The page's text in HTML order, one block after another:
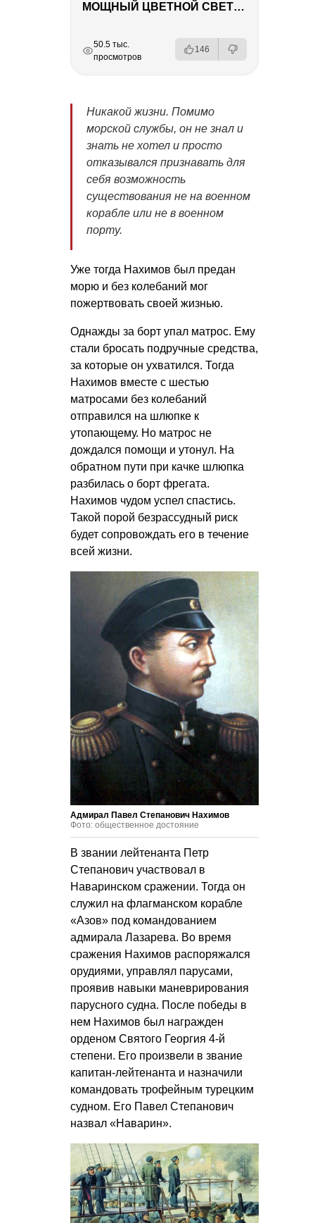
МОЩНЫЙ ЦВЕТНОЙ СВЕТ – NANLITE FC-500C
РЕКЛАМА
РЕКЛАМА
РЕКЛАМА
РЕКЛАМА
РЕКЛАМА
РЕКЛАМА
50.5 тыс.
просмотров
146
Никакой жизни. Помимо
морской службы, он не знал и
знать не хотел и просто
отказывался признавать для
себя возможность
существования не на военном
корабле или не в военном
порту.
Уже тогда Нахимов был предан
морю и без колебаний мог
пожертвовать своей жизнью.
Однажды за борт упал матрос. Ему
стали бросать подручные средства,
за которые он ухватился. Тогда
Нахимов вместе с шестью
матросами без колебаний
отправился на шлюпке к
утопающему. Но матрос не
дождался помощи и утонул. На
обратном пути при качке шлюпка
разбилась о борт фрегата.
Нахимов чудом успел спастись.
Такой порой безрассудный риск
будет сопровождать его в течение
всей жизни.
Адмирал Павел Степанович Нахимов
Фото: общественное достояние
В звании лейтенанта Петр
Степанович участвовал в
Наваринском сражении. Тогда он
служил на флагманском корабле
«Азов» под командованием
адмирала Лазарева. Во время
сражения Нахимов распоряжался
орудиями, управлял парусами,
проявив навыки маневрирования
парусного судна. После победы в
нем Нахимов был награжден
орденом Святого Георгия 4-й
степени. Его произвели в звание
капитан-лейтенанта и назначили
командовать трофейным турецким
судном. Его Павел Степанович
назвал «Наварин».